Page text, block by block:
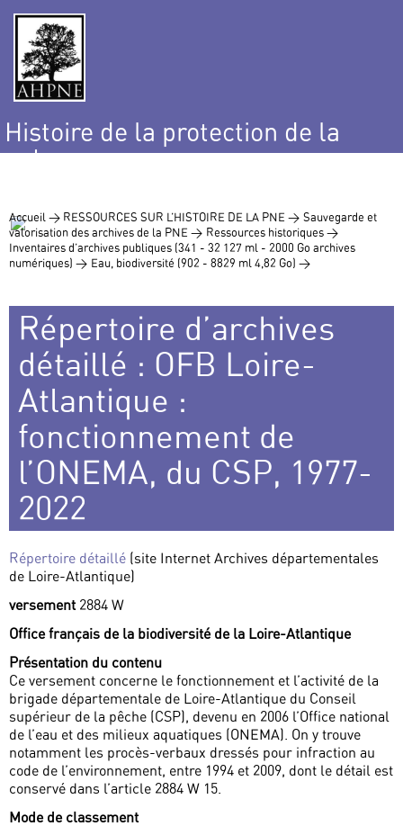
Histoire de la protection de la
nature
Accueil > RESSOURCES SUR L’HISTOIRE DE LA PNE > Sauvegarde et
valorisation des archives de la PNE > Ressources historiques >
Inventaires d’archives publiques (341 - 32 127 ml - 2000 Go archives
numériques) > Eau, biodiversité (902 - 8829 ml 4,82 Go) >
Répertoire d’archives
détaillé : OFB Loire-
Atlantique :
fonctionnement de
l’ONEMA, du CSP, 1977-
2022
Répertoire détaillé (site Internet Archives départementales
de Loire-Atlantique)
versement 2884 W
Office français de la biodiversité de la Loire-Atlantique
Présentation du contenu
Ce versement concerne le fonctionnement et l’activité de la
brigade départementale de Loire-Atlantique du Conseil
supérieur de la pêche (CSP), devenu en 2006 l’Office national
de l’eau et des milieux aquatiques (ONEMA). On y trouve
notamment les procès-verbaux dressés pour infraction au
code de l’environnement, entre 1994 et 2009, dont le détail est
conservé dans l’article 2884 W 15.
Mode de classement